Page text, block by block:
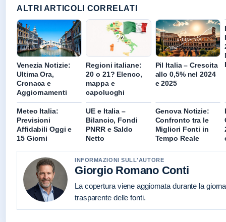
ALTRI ARTICOLI CORRELATI
Venezia Notizie:
Ultima Ora,
Cronaca e
Aggiornamenti
Regioni italiane:
20 o 21? Elenco,
mappa e
capoluoghi
Pil Italia – Crescita
allo 0,5% nel 2024
e 2025
Meteo Italia:
Previsioni
Affidabili Oggi e
15 Giorni
UE e Italia –
Bilancio, Fondi
PNRR e Saldo
Netto
Genova Notizie:
Confronto tra le
Migliori Fonti in
Tempo Reale
INFORMAZIONI SULL'AUTORE
Giorgio Romano Conti
La copertura viene aggiornata durante la
trasparente delle fonti.